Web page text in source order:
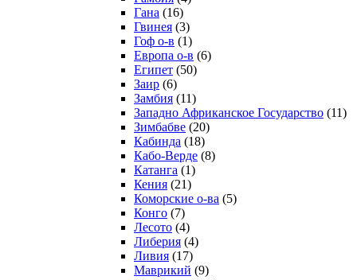
Гана (16)
Гвинея (3)
Гоф о-в (1)
Европа о-в (6)
Египет (50)
Заир (6)
Замбия (11)
Западно Африканское Государство (11)
Зимбабве (20)
Кабинда (18)
Кабо-Верде (8)
Катанга (1)
Кения (21)
Коморcкие о-ва (5)
Конго (7)
Лесото (4)
Либерия (4)
Ливия (17)
Маврикий (9)